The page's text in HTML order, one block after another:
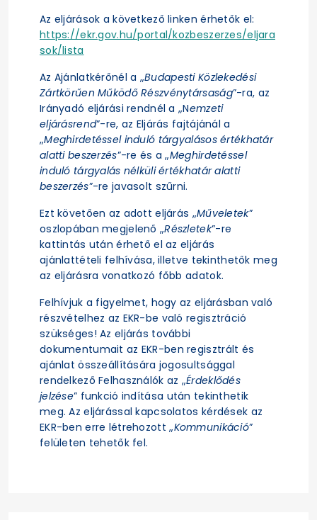
Az eljárások a következő linken érhetők el:
https://ekr.gov.hu/portal/kozbeszerzes/eljara
sok/lista
Az Ajánlatkérőnél a „Budapesti Közlekedési
Zártkörűen Működő Részvénytársaság”-ra, az
Irányadó eljárási rendnél a „Nemzeti
eljárásrend”-re, az Eljárás fajtájánál a
„Meghirdetéssel induló tárgyalásos értékhatár
alatti beszerzés”-re és a „Meghirdetéssel
induló tárgyalás nélküli értékhatár alatti
beszerzés”-re javasolt szűrni.
Ezt követően az adott eljárás „Műveletek”
oszlopában megjelenő „Részletek”-re
kattintás után érhető el az eljárás
ajánlattételi felhívása, illetve tekinthetők meg
az eljárásra vonatkozó főbb adatok.
Felhívjuk a figyelmet, hogy az eljárásban való
részvételhez az EKR-be való regisztráció
szükséges! Az eljárás további
dokumentumait az EKR-ben regisztrált és
ajánlat összeállítására jogosultsággal
rendelkező Felhasználók az „Érdeklődés
jelzése” funkció indítása után tekinthetik
meg. Az eljárással kapcsolatos kérdések az
EKR-ben erre létrehozott „Kommunikáció”
felületen tehetők fel.